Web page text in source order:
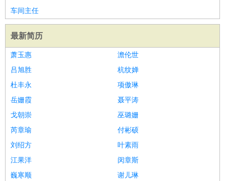
车间主任
最新简历
萧玉惠
澹伦世
吕旭胜
杭纹婵
杜丰永
项傲琳
岳姗霞
聂平涛
戈朝崇
巫璐姗
芮章瑜
付彬硕
刘绍方
叶素雨
江果洋
闵章斯
巍寒顺
谢儿琳